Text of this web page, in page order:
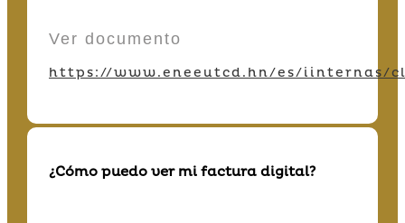
Ver documento
https://www.eneeutcd.hn/es/iinternas/
¿Cómo puedo ver mi factura digital?